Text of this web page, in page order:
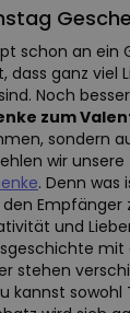
schon an ein
dass ganz viel
Noch
zum
sondern
wir unsere
. Denn was
und
stehen
kannst